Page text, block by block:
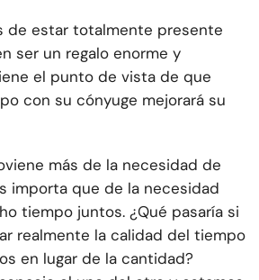
de estar totalmente presente
ser un regalo enorme y
el punto de vista de que
con su cónyuge mejorará su
más de la necesidad de
importa que de la necesidad
tiempo juntos. ¿Qué pasaría si
realmente la calidad del tiempo
en lugar de la cantidad?